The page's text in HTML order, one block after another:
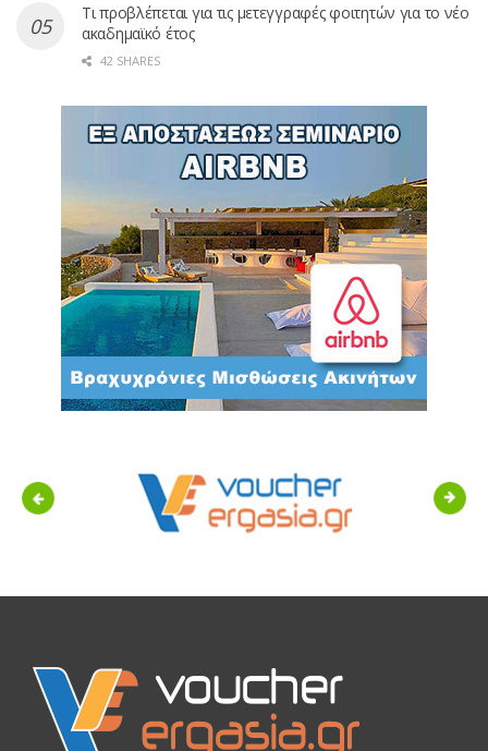
Τι προβλέπεται για τις μετεγγραφές φοιτητών για το νέο
ακαδημαϊκό έτος
42 SHARES
Previous Next